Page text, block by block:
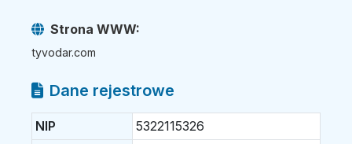
Strona WWW:
tyvodar.com
Dane rejestrowe
NIP
5322115326